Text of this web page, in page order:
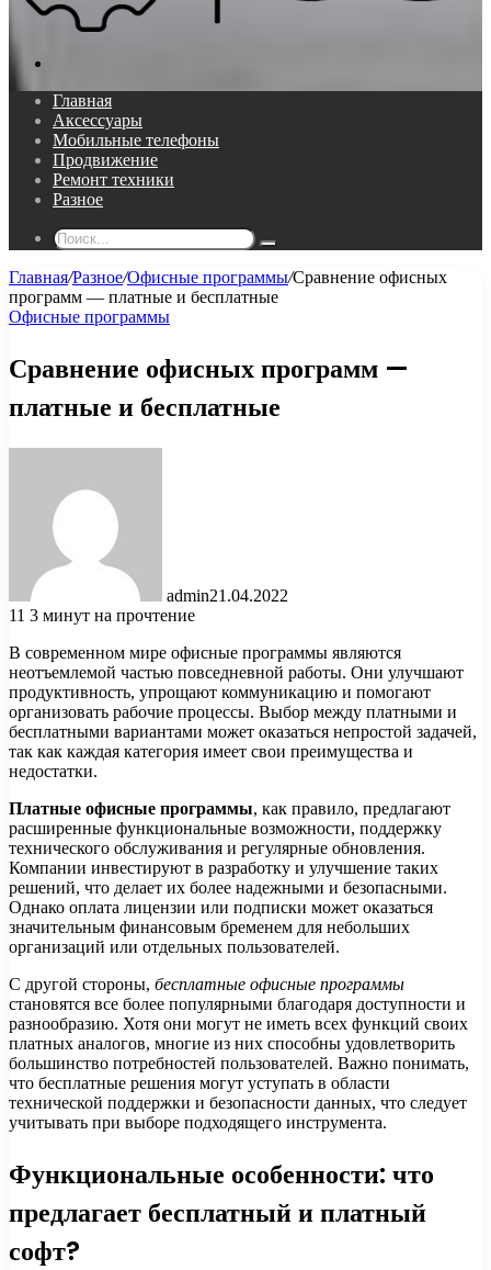
Главная
Аксессуары
Мобильные телефоны
Продвижение
Ремонт техники
Разное
Поиск...
Главная/Разное/Офисные программы/Сравнение офисных
программ — платные и бесплатные
Офисные программы
Сравнение офисных программ —
платные и бесплатные
admin21.04.2022
11 3 минут на прочтение
В современном мире офисные программы являются
неотъемлемой частью повседневной работы. Они улучшают
продуктивность, упрощают коммуникацию и помогают
организовать рабочие процессы. Выбор между платными и
бесплатными вариантами может оказаться непростой задачей,
так как каждая категория имеет свои преимущества и
недостатки.
Платные офисные программы, как правило, предлагают
расширенные функциональные возможности, поддержку
технического обслуживания и регулярные обновления.
Компании инвестируют в разработку и улучшение таких
решений, что делает их более надежными и безопасными.
Однако оплата лицензии или подписки может оказаться
значительным финансовым бременем для небольших
организаций или отдельных пользователей.
С другой стороны, бесплатные офисные программы
становятся все более популярными благодаря доступности и
разнообразию. Хотя они могут не иметь всех функций своих
платных аналогов, многие из них способны удовлетворить
большинство потребностей пользователей. Важно понимать,
что бесплатные решения могут уступать в области
технической поддержки и безопасности данных, что следует
учитывать при выборе подходящего инструмента.
Функциональные особенности: что
предлагает бесплатный и платный
софт?